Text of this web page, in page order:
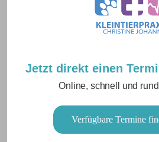
Jetzt direkt einen
Online, schnell und
Verfügbare Termine
Juli 2026
April 2026
März 2026